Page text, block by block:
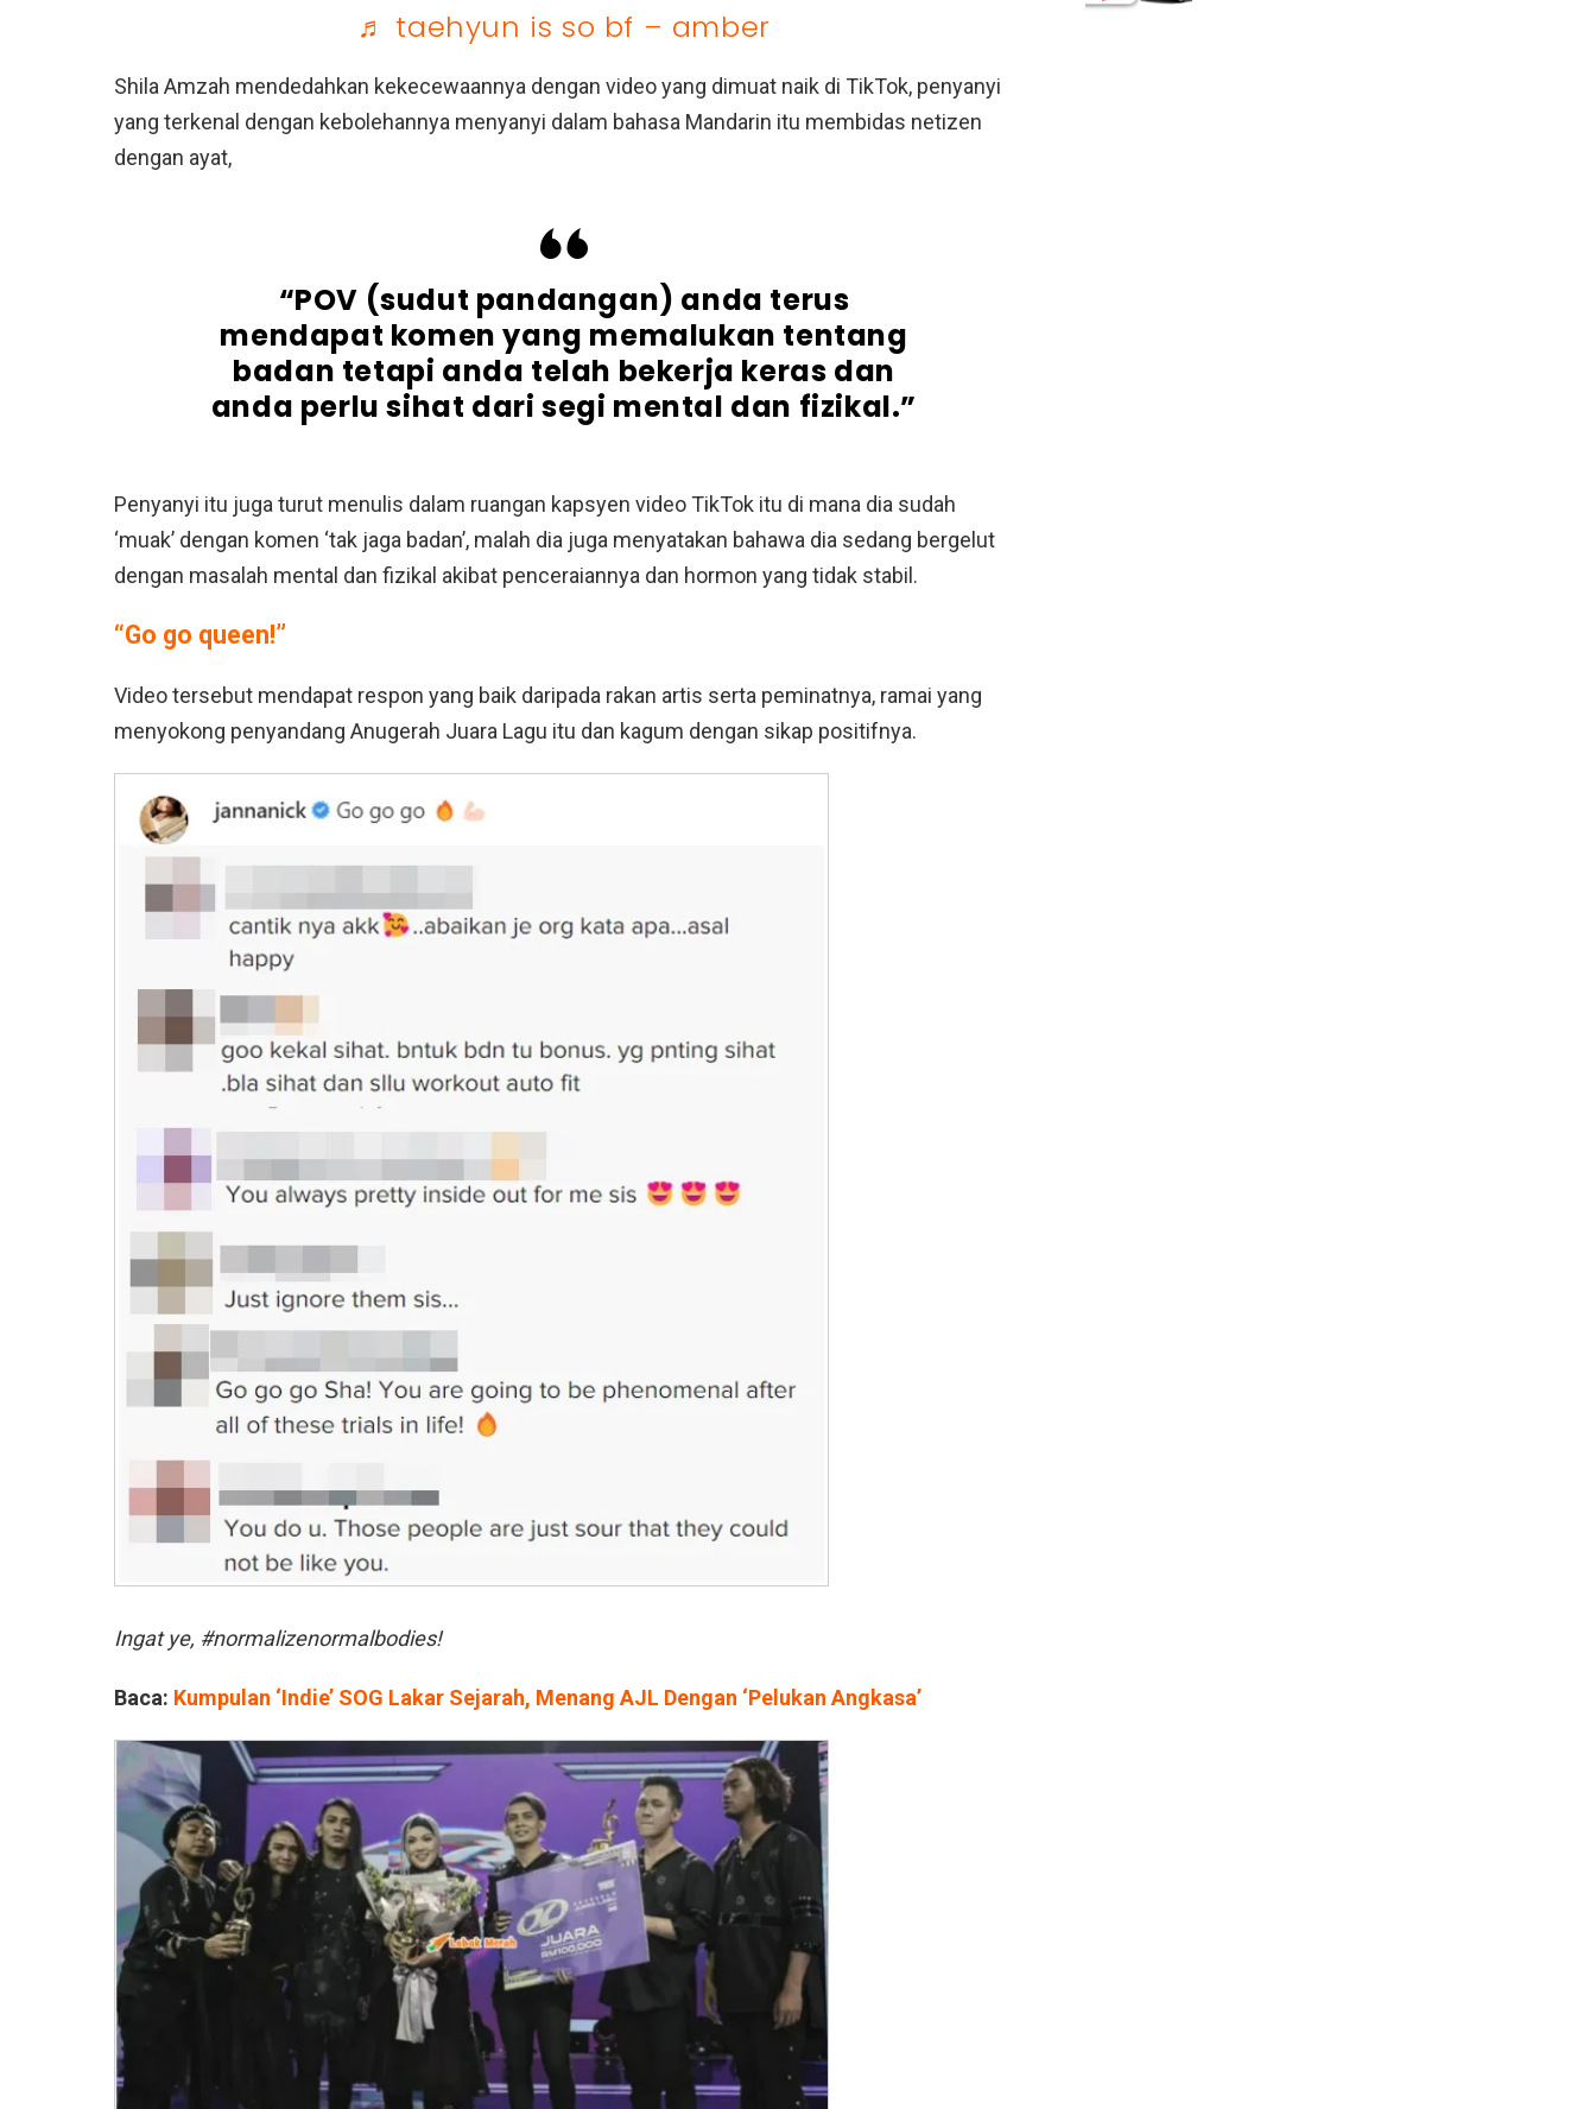
♬ taehyun is so bf – amber
Shila Amzah mendedahkan kekecewaannya dengan video yang dimuat naik di TikTok, penyanyi
yang terkenal dengan kebolehannya menyanyi dalam bahasa Mandarin itu membidas netizen
dengan ayat,
“POV (sudut pandangan) anda terus
mendapat komen yang memalukan tentang
badan tetapi anda telah bekerja keras dan
anda perlu sihat dari segi mental dan fizikal.”
Penyanyi itu juga turut menulis dalam ruangan kapsyen video TikTok itu di mana dia sudah
‘muak’ dengan komen ‘tak jaga badan’, malah dia juga menyatakan bahawa dia sedang bergelut
dengan masalah mental dan fizikal akibat penceraiannya dan hormon yang tidak stabil.
“Go go queen!”
Video tersebut mendapat respon yang baik daripada rakan artis serta peminatnya, ramai yang
menyokong penyandang Anugerah Juara Lagu itu dan kagum dengan sikap positifnya.
Ingat ye, #normalizenormalbodies!
Baca: Kumpulan ‘Indie’ SOG Lakar Sejarah, Menang AJL Dengan ‘Pelukan Angkasa’